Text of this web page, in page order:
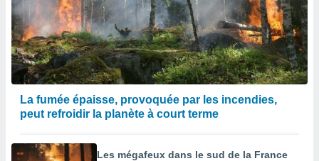
La fumée épaisse, provoquée par les incendies,
peut refroidir la planète à court terme
Les mégafeux dans le sud de la France